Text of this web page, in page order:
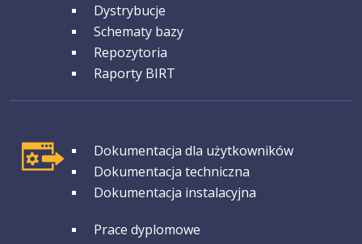
Dystrybucje
Schematy bazy
Repozytoria
Raporty BIRT
GRUPA 1Dokumentacja dla użytkowników
Dokumentacja techniczna
Dokumentacja instalacyjna
GRUPA 2Prace dyplomowe